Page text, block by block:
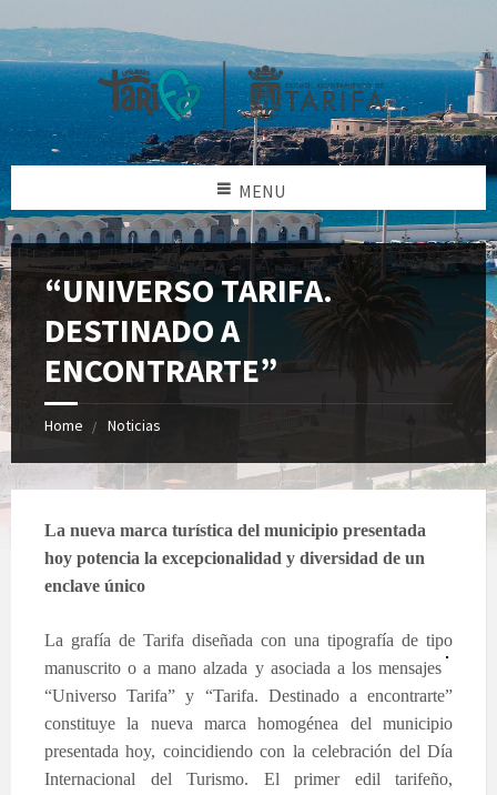
MENU
“UNIVERSO TARIFA.
DESTINADO A
ENCONTRARTE”
Home Noticias
La nueva marca turística del municipio presentada
hoy potencia la excepcionalidad y diversidad de un
enclave único
La grafía de Tarifa diseñada con una tipografía de tipo
manuscrito o a mano alzada y asociada a los mensajes
“Universo Tarifa” y “Tarifa. Destinado a encontrarte”
constituye la nueva marca homogénea del municipio
presentada hoy, coincidiendo con la celebración del Día
Internacional del Turismo. El primer edil tarifeño,